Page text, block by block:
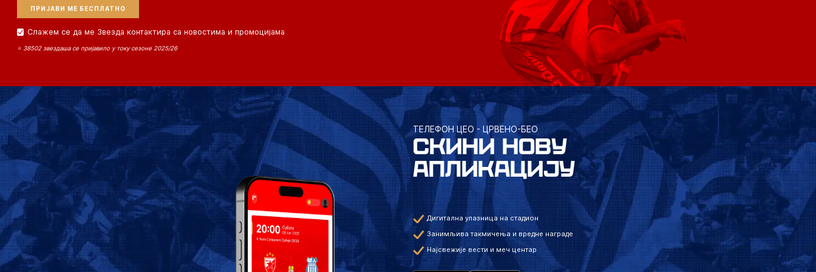
Слажем се да ме Звезда контактира са новостима и промоцијама
⭐ 38502 звездаша се пријавило у току сезоне 2025/26
ТЕЛЕФОН ЦЕО - ЦРВЕНО-БЕО
СКИНИ НОВУ
АПЛИКАЦИЈУ
Дигитална улазница на стадион
Занимљива такмичења и вредне награде
Најсвежије вести и меч центар